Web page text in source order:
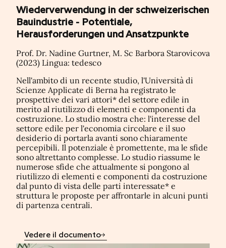
Wiederverwendung in der schweizerischen
Bauindustrie - Potentiale,
Herausforderungen und Ansatzpunkte
Prof. Dr. Nadine Gurtner, M. Sc Barbora Starovicova
(2023) Lingua: tedesco
Nell'ambito di un recente studio, l'Università di
Scienze Applicate di Berna ha registrato le
prospettive dei vari attori* del settore edile in
merito al riutilizzo di elementi e componenti da
costruzione. Lo studio mostra che: l'interesse del
settore edile per l'economia circolare e il suo
desiderio di portarla avanti sono chiaramente
percepibili. Il potenziale è promettente, ma le sfide
sono altrettanto complesse. Lo studio riassume le
numerose sfide che attualmente si pongono al
riutilizzo di elementi e componenti da costruzione
dal punto di vista delle parti interessate* e
struttura le proposte per affrontarle in alcuni punti
di partenza centrali.
Vedere il documento